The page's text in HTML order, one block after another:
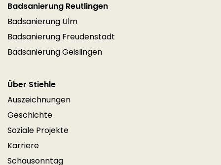
Badsanierung Reutlingen
Badsanierung Ulm
Badsanierung Freudenstadt
Badsanierung Geislingen
Über Stiehle
Auszeichnungen
Geschichte
Soziale Projekte
Karriere
Schausonntag